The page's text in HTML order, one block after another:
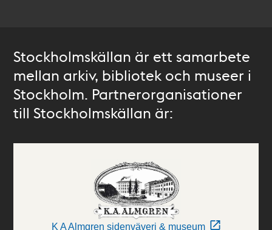
Stockholmskällan är ett samarbete
mellan arkiv, bibliotek och museer i
Stockholm. Partnerorganisationer
till Stockholmskällan är:
K A Almgren sidenväveri & museum